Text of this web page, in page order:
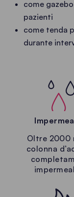
come
pazienti
come tenda
durante
Oltre 2000
colonna